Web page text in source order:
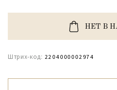
НЕТ В
Штрих-код: 2204000002974